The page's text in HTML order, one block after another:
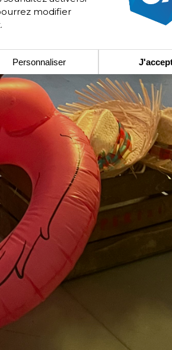
modifier
Personnaliser